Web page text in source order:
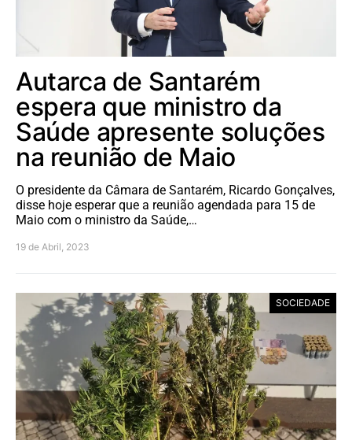
Autarca de Santarém
espera que ministro da
Saúde apresente soluções
na reunião de Maio
O presidente da Câmara de Santarém, Ricardo Gonçalves,
disse hoje esperar que a reunião agendada para 15 de
Maio com o ministro da Saúde,…
19 de Abril, 2023
SOCIEDADE